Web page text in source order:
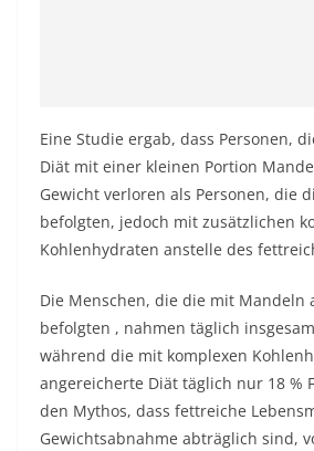
Eine Studie ergab, dass Personen,
Diät mit einer kleinen Portion
Gewicht verloren als Personen, die
befolgten, jedoch mit zusätzlichen
Kohlenhydraten anstelle des
Die Menschen, die die mit Mandeln
befolgten , nahmen täglich
während die mit komplexen
angereicherte Diät täglich nur 18 %
den Mythos, dass fettreiche
Gewichtsabnahme abträglich sind,